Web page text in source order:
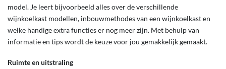
model. Je leert bijvoorbeeld alles over de verschillende
wijnkoelkast modellen, inbouwmethodes van een wijnkoelkast en
welke handige extra functies er nog meer zijn. Met behulp van
informatie en tips wordt de keuze voor jou gemakkelijk gemaakt.
Ruimte en uitstraling